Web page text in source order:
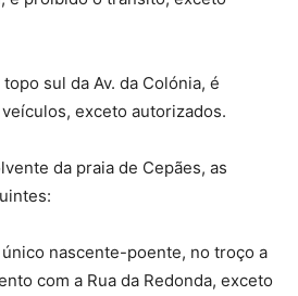
sul da Av. da Colónia, é
exceto autorizados.
da praia de Cepães, as
único nascente-poente, no troço a
com a Rua da Redonda, exceto